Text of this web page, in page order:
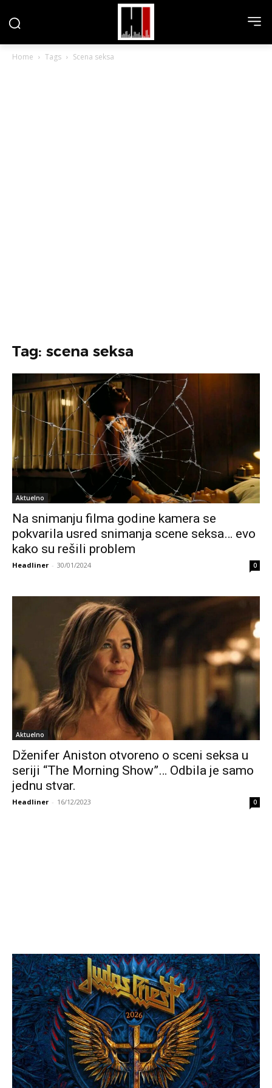
Home Tags Scena seksa
Tag: scena seksa
Aktuelno
Na snimanju filma godine kamera se
pokvarila usred snimanja scene seksa… evo
kako su rešili problem
Headliner - 30/01/2024 0
Aktuelno
Dženifer Aniston otvoreno o sceni seksa u
seriji “The Morning Show”… Odbila je samo
jednu stvar.
Headliner - 16/12/2023 0